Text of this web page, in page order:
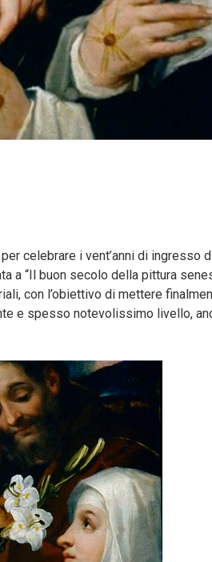
celebrare i vent’anni di ingresso
a “Il buon secolo della pittura
con l’obiettivo di mettere
e spesso notevolissimo livello,